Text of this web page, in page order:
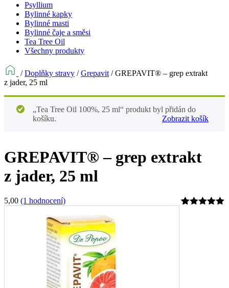
Psyllium
Bylinné kapky
Bylinné masti
Bylinné čaje a směsi
Tea Tree Oil
Všechny produkty
/Doplňky stravy /Grepavit /GREPAVIT® – grep extrakt
z jader, 25 ml
„Tea Tree Oil 100%, 25 ml“ produkt byl přidán do
košíku.
Zobrazit košík
GREPAVIT® – grep extrakt
z jader, 25 ml
5,00 (1 hodnocení)